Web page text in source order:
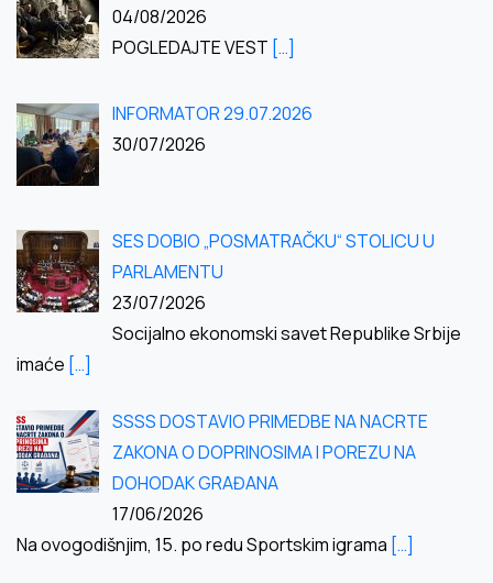
04/08/2026
POGLEDAJTE VEST […]
INFORMATOR 29.07.2026
30/07/2026
SES DOBIO „POSMATRAČKU“ STOLICU U
PARLAMENTU
23/07/2026
Socijalno ekonomski savet Republike Srbije
imaće […]
SSSS DOSTAVIO PRIMEDBE NA NACRTE
ZAKONA O DOPRINOSIMA I POREZU NA
DOHODAK GRAĐANA
17/06/2026
Na ovogodišnjim, 15. po redu Sportskim igrama […]